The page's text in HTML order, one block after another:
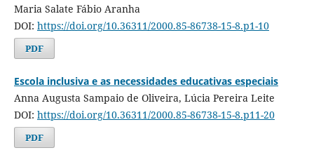
Maria Salate Fábio Aranha
DOI: https://doi.org/10.36311/2000.85-86738-15-8.p1-10
PDF
Escola inclusiva e as necessidades educativas especiais
Anna Augusta Sampaio de Oliveira, Lúcia Pereira Leite
DOI: https://doi.org/10.36311/2000.85-86738-15-8.p11-20
PDF